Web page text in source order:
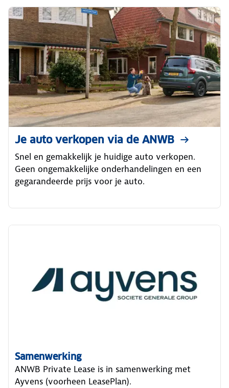
Je auto verkopen via de ANWB
Snel en gemakkelijk je huidige auto verkopen.
Geen ongemakkelijke onderhandelingen en een
gegarandeerde prijs voor je auto.
Samenwerking
ANWB Private Lease is in samenwerking met
Ayvens (voorheen LeasePlan).